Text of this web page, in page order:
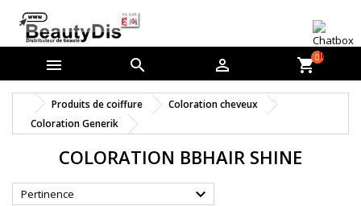
   shopping_cart0
Produits de coiffure
Coloration cheveux
Coloration Generik
COLORATION BBHAIR SHINE
Pertinence 